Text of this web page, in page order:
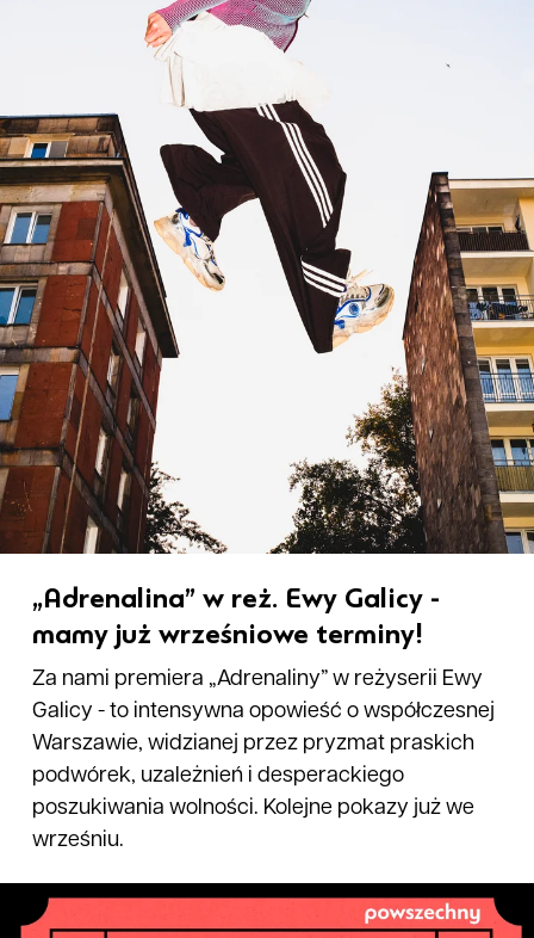
„Adrenalina” w reż. Ewy Galicy -
mamy już wrześniowe terminy!
Za nami premiera „Adrenaliny” w reżyserii Ewy
Galicy - to intensywna opowieść o współczesnej
Warszawie, widzianej przez pryzmat praskich
podwórek, uzależnień i desperackiego
poszukiwania wolności. Kolejne pokazy już we
wrześniu.